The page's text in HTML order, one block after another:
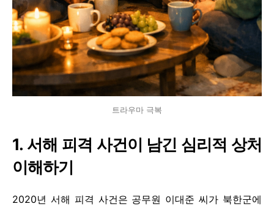
트라우마 극복
1. 서해 피격 사건이 남긴 심리적 상처
이해하기
2020년 서해 피격 사건은 공무원 이대준 씨가 북한군에